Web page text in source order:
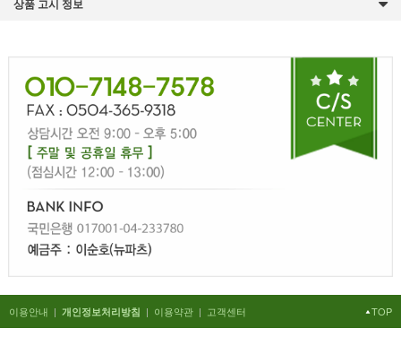
상품 고시 정보
이용안내 | 개인정보처리방침 | 이용약관 | 고객센터 TOP